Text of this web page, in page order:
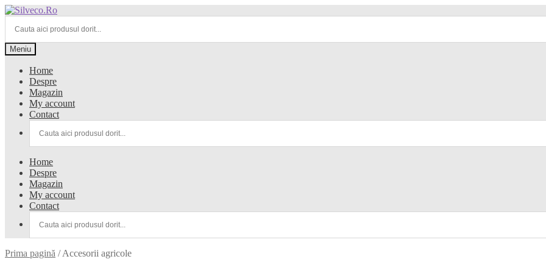
Meniu
Home
Despre
Magazin
My account
Contact
Home
Despre
Magazin
My account
Contact
Prima pagină /Accesorii agricole